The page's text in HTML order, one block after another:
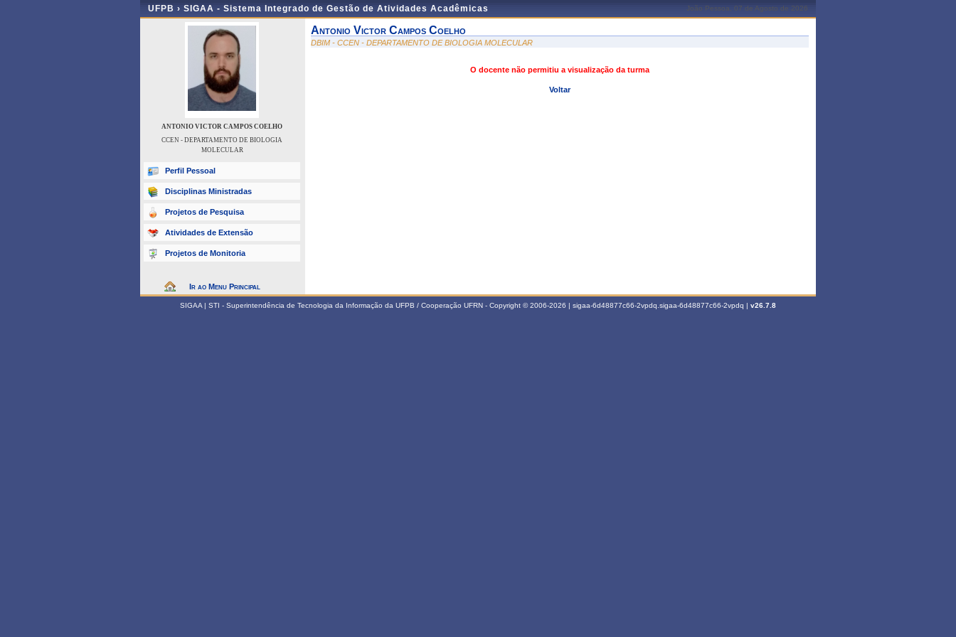
UFPB › SIGAA - Sistema Integrado de Gestão de Atividades Acadêmicas João Pessoa, 07 de Agosto de 2026
ANTONIO VICTOR CAMPOS COELHO
CCEN - DEPARTAMENTO DE BIOLOGIA
MOLECULAR
Perfil Pessoal
Disciplinas Ministradas
Projetos de Pesquisa
Atividades de Extensão
Projetos de Monitoria
Ir ao Menu Principal
Antonio Victor Campos Coelho
DBIM - CCEN - DEPARTAMENTO DE BIOLOGIA MOLECULAR
O docente não permitiu a visualização da turma
Voltar
SIGAA | STI - Superintendência de Tecnologia da Informação da UFPB / Cooperação UFRN - Copyright © 2006-2026 | sigaa-6d48877c66-2vpdq.sigaa-6d48877c66-2vpdq | v26.7.8